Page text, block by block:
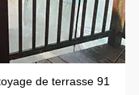
de terrasse 91